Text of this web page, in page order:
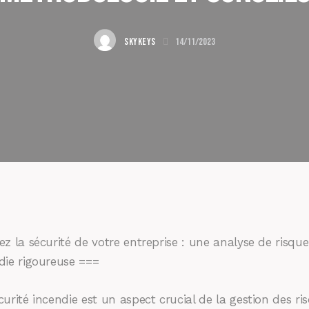
SKYKEYS 14/11/2023
la sécurité de votre entreprise : une analyse de risque
rigoureuse ===
incendie est un aspect crucial de la gestion des